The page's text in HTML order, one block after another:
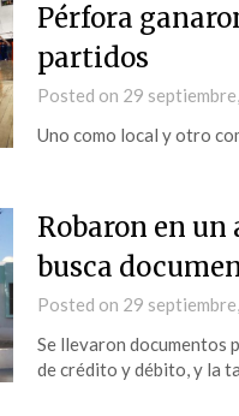
Pérfora
partidos
Posted on 29
Uno como local y otro
Robaron en un
busca
Posted on 29
Se llevaron documentos
de crédito y débito, y la